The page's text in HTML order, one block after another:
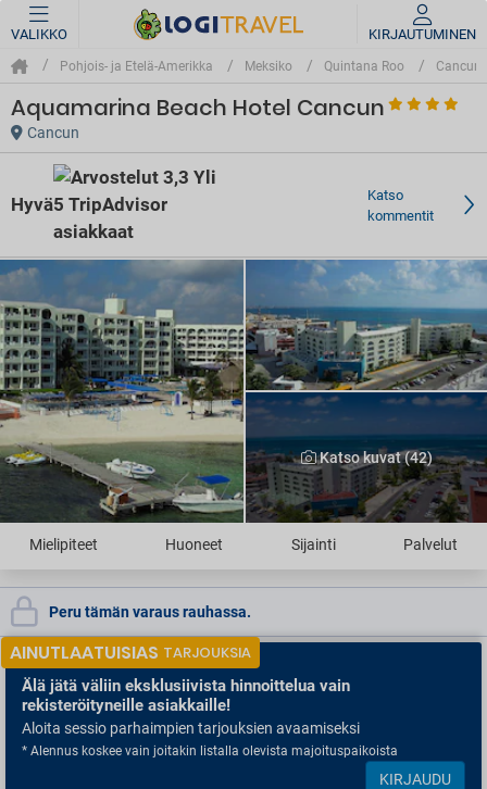
VALIKKO KIRJAUTUMINEN
Pohjois- ja Etelä-Amerikka Meksiko Quintana Roo Cancun
Aquamarina Beach Hotel Cancun
Cancun
Hyvä
Katso
kommentit
Katso kuvat (42)
Mielipiteet Huoneet Sijainti Palvelut
Peru tämän varaus rauhassa.
AINUTLAATUISIAS TARJOUKSIA
Älä jätä väliin eksklusiivista hinnoittelua vain
rekisteröityneille asiakkaille!
Aloita sessio parhaimpien tarjouksien avaamiseksi
* Alennus koskee vain joitakin listalla olevista majoituspaikoista
KIRJAUDU